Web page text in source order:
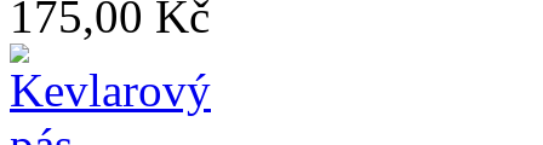
175,00 Kč